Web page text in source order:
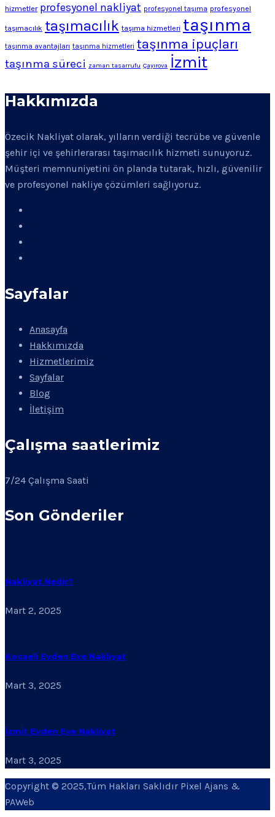
hizmetler profesyonel nakliyat profesyonel taşıma profesyonel
taşımacılık taşımacılık taşıma hizmetleri taşınma
taşınma avantajları taşınma hizmetleri taşınma ipuçları
taşınma süreci zaman tasarrufu Çayırova İzmit
Hakkımızda
Özecik Nakliyat olarak, yılların verdiği tecrübe ve güvenle
şehir içi ve şehirlerarası taşımacılık hizmeti sunuyoruz.
Müşteri memnuniyetini ön planda tutarak, hızlı, güvenilir
ve profesyonel nakliye çözümleri sağlıyoruz.
Sayfalar
Anasayfa
Hakkımızda
Hizmetlerimiz
Sayfalar
Blog
İletişim
Çalışma saatlerimiz
7/24 Çalışma Saati
Son Gönderiler
Nakliyat Nedir?
Mart 2, 2025
Kocaeli Evden Eve Nakliyat
Mart 3, 2025
İzmit Evden Eve Nakliyat
Mart 3, 2025
Copyright © 2025,Tüm Hakları Saklıdır Pixel Ajans &
PAWeb